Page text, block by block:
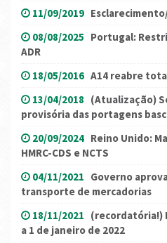
11/09/2019
08/08/2025 Portugal:
ADR
18/05/2016 A14 reabre
13/04/2018 (Atualização)
provisória das portagens
20/09/2024 Reino Unido:
HMRC-CDS e NCTS
04/11/2021 Governo
transporte de mercadorias
18/11/2021 (recordatória!)
a 1 de janeiro de 2022